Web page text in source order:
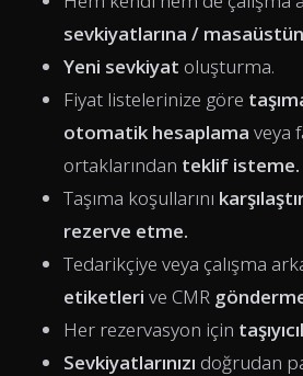
sevkiyatlarına /
Yeni sevkiyat oluşturma.
Fiyat listelerinize göre
otomatik hesaplama veya
ortaklarından teklif isteme.
Taşıma koşullarını
rezerve etme.
Tedarikçiye veya çalışma
etiketleri ve CMR
Her rezervasyon için
Sevkiyatlarınızı doğrudan